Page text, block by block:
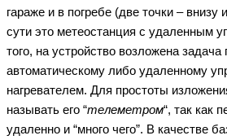
гараже и в погребе (две точки – внизу
сути это метеостанция с удаленным
того, на устройство возложена задача
автоматическому либо удаленному
нагревателем. Для простоты
называть его “телеметром“, так как
удаленно и “много чего”. В качестве